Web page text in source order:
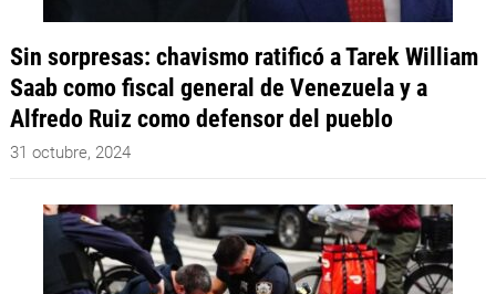
Sin sorpresas: chavismo ratificó a Tarek William
Saab como fiscal general de Venezuela y a
Alfredo Ruiz como defensor del pueblo
31 octubre, 2024